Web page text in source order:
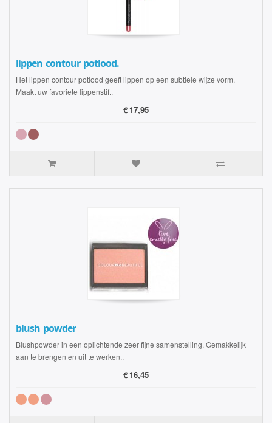
lippen contour potlood.
Het lippen contour potlood geeft lippen op een subtiele wijze vorm.
Maakt uw favoriete lippenstif..
€ 17,95
blush powder
Blushpowder in een oplichtende zeer fijne samenstelling. Gemakkelijk
aan te brengen en uit te werken..
€ 16,45